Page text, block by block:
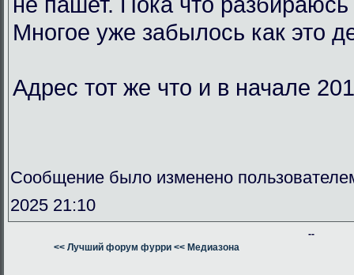
Многое уже забылось как это
Адрес тот же что и в начале
Сообщение было изменено
2025 21:10
--
<< Лучший форум фурри << Медиазона